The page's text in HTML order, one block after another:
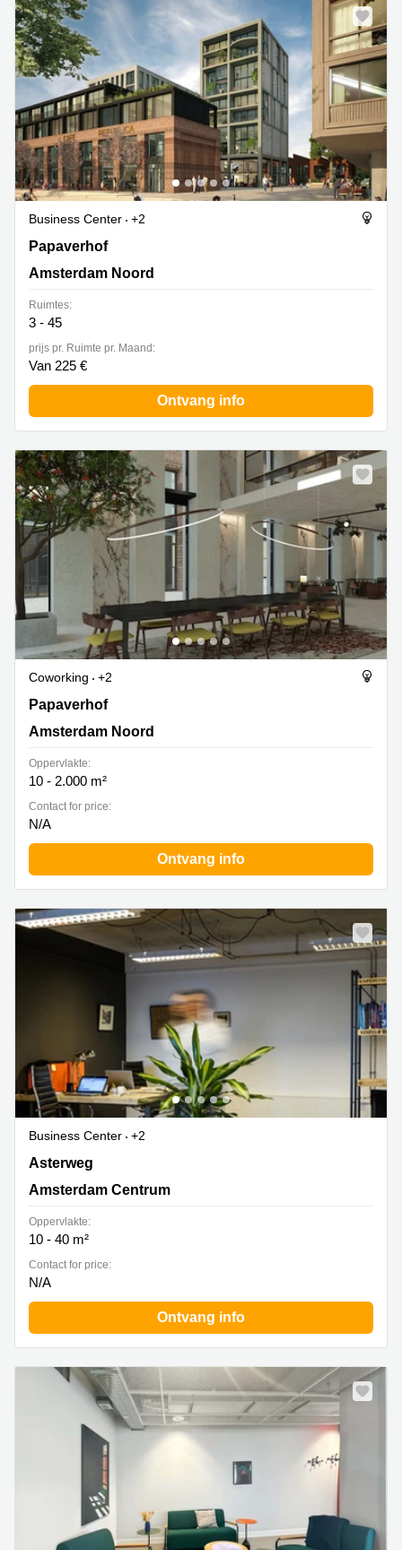
Speciale aanbieding
Business Center
+2
Papaverhof 58-59, Amsterdam Noord
Papaverhof
Amsterdam Noord
Ruimtes:
3 - 45
prijs pr. Ruimte pr. Maand:
Van 225 €
Ontvang info
Coworking
+2
Papaverhof 58-59, Amsterdam Noord
Papaverhof
Amsterdam Noord
Oppervlakte:
10 - 2.000 m²
Contact for price:
N/A
Ontvang info
Business Center
+2
Asterweg, Amsterdam Centrum
Asterweg
Amsterdam Centrum
Oppervlakte:
10 - 40 m²
Contact for price:
N/A
Ontvang info